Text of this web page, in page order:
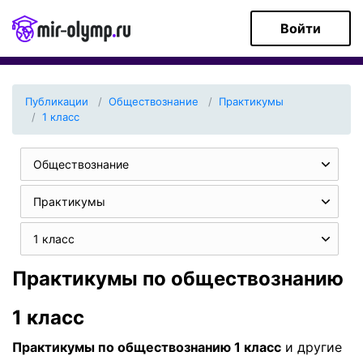
Войти
Публикации Обществознание
Практикумы
1 класс
Обществознание
Практикумы
1 класс
Практикумы по обществознанию
1 класс
Практикумы по обществознанию 1 класс и другие